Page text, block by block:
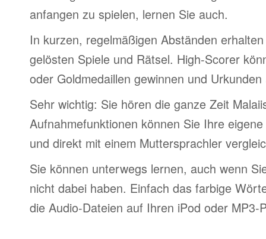
anfangen zu spielen, lernen Sie auch.
In kurzen, regelmäßigen Abständen
gelösten Spiele und Rätsel. High-Scorer
oder Goldmedaillen gewinnen und
Sehr wichtig: Sie hören die ganze Zeit
Aufnahmefunktionen können Sie Ihre
und direkt mit einem Muttersprachler
Sie können unterwegs lernen, auch wenn
nicht dabei haben. Einfach das farbige
die Audio-Dateien auf Ihren iPod oder MP3-